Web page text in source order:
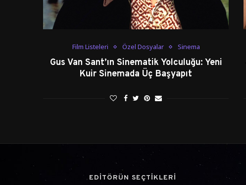
Film Listeleri Özel Dosyalar Sinema
Gus Van Sant’ın Sinematik Yolculuğu: Yeni
Kuir Sinemada Üç Başyapıt
EDİTÖRÜN SEÇTİKLERİ